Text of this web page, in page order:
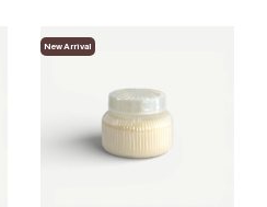
New Arrival